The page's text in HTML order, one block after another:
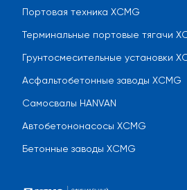
Портовая техника XCMG
Терминальные портовые тягачи
Грунтосмесительные установки
Асфальтобетонные заводы XCMG
Самосвалы HANVAN
Автобетононасосы XCMG
Бетонные заводы XCMG